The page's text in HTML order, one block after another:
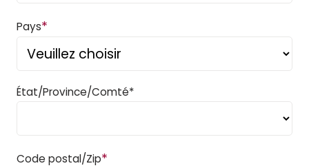
Pays*
État/Province/Comté*
Code postal/Zip*